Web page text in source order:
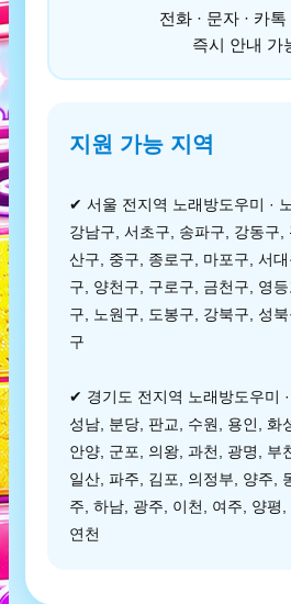
전화 · 문자 · 카톡
즉시 안내 가
지원 가능 지역
✔ 서울 전지역 노래방도우미 ·
강남구, 서초구, 송파구, 강동구,
산구, 중구, 종로구, 마포구, 서
구, 양천구, 구로구, 금천구, 영
구, 노원구, 도봉구, 강북구, 성
구
✔ 경기도 전지역 노래방도우미
성남, 분당, 판교, 수원, 용인, 화
안양, 군포, 의왕, 과천, 광명, 부
일산, 파주, 김포, 의정부, 양주,
주, 하남, 광주, 이천, 여주, 양평,
연천